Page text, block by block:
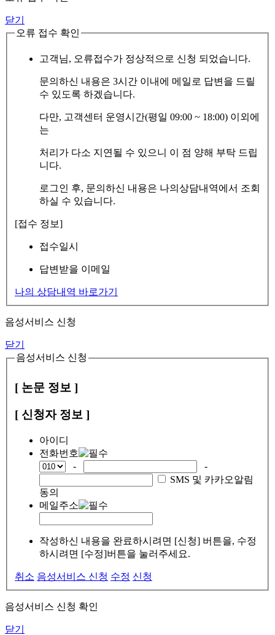
닫기
오류 접수 확인
고객님, 오류접수가 정상적으로 신청 되었습니다.
문의하신 내용은 3시간 이내에 메일로 답변을 드릴
수 있도록 하겠습니다.
다만, 고객센터 운영시간(평일 09:00 ~ 18:00) 이외에
는
처리가 다소 지연될 수 있으니 이 점 양해 부탁 드립
니다.
로그인 후, 문의하신 내용은 나의상담내역에서 조회
하실 수 있습니다.
[접수 정보]
접수일시
답변받을 이메일
나의 상담내역 바로가기
음성서비스 신청
닫기
음성서비스 신청
[ 논문 정보 ]
[ 신청자 정보 ]
아이디
전화번호
-
-
SMS 및 카카오알림
동의
메일주소
작성하신 내용을 완료하시려면 [신청] 버튼을, 수정
하시려면 [수정]버튼을 눌러주세요.
취소 음성서비스 신청 수정 신청
음성서비스 신청 확인
닫기